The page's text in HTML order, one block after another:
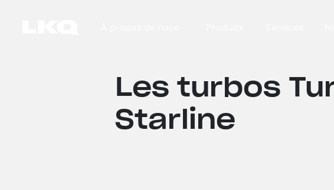
Les turbos
Starline